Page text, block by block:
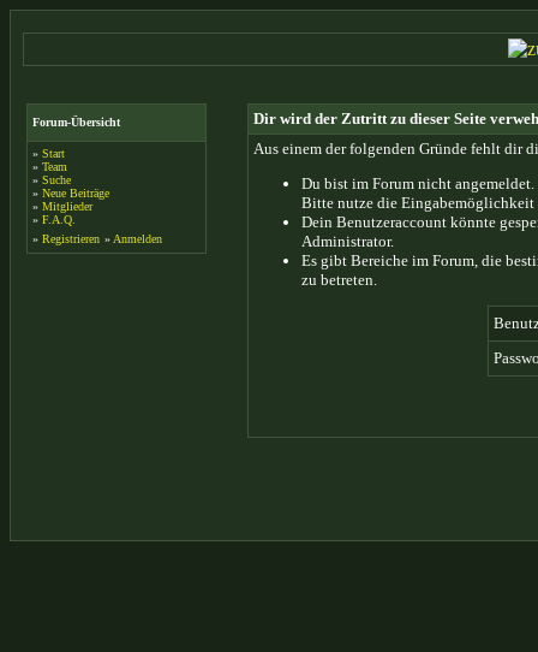
Forum-Übersicht
» Start
» Team
» Suche
» Neue Beiträge
» Mitglieder
» F.A.Q.
» Registrieren » Anmelden
Dir wird der Zutritt zu dieser Seite
Aus einem der folgenden Gründe fehlt dir
Du bist im Forum nicht
Bitte nutze die Eingabemöglichkeit
Dein Benutzeraccount könnte
Administrator.
Es gibt Bereiche im Forum, die
zu betreten.